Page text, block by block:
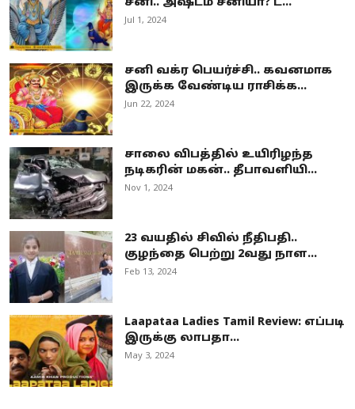
Jul 1, 2024
சனி வக்ர பெயர்ச்சி.. கவனமாக
இருக்க வேண்டிய ராசிக்க...
Jun 22, 2024
சாலை விபத்தில் உயிரிழந்த
நடிகரின் மகன்.. தீபாவளியி...
Nov 1, 2024
23 வயதில் சிவில் நீதிபதி..
குழந்தை பெற்று 2வது நாள...
Feb 13, 2024
Laapataa Ladies Tamil Review: எப்படி
இருக்கு லாபதா...
May 3, 2024